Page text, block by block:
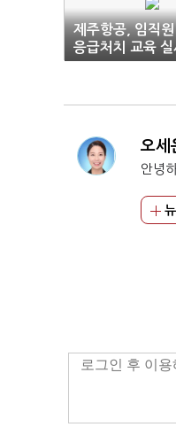
제주항공, 임직
응급처치 교육 실
오세
안녕